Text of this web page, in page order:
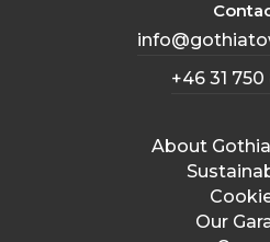
+46 31
About
Our